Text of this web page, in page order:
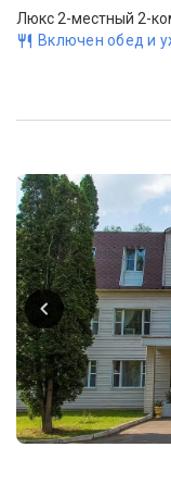
Люкс 2-местный 2-
Включен обед и